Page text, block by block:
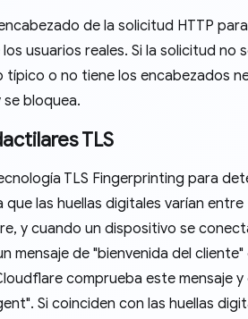
de la solicitud HTTP para
usuarios reales. Si la solicitud no
típico o no tiene los encabezados
bloquea.
TLS
TLS Fingerprinting para
que las huellas digitales varían entre
y cuando un dispositivo se
mensaje de "bienvenida del
comprueba este mensaje y
Si coinciden con las huellas